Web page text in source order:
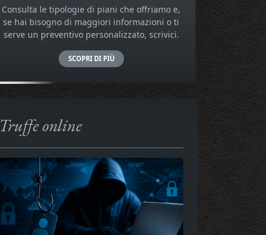
Consulta le tipologie di piani che offriamo e,
se hai bisogno di maggiori informazioni o ti
serve un preventivo personalizzato, scrivici.
SCOPRI DI PIÙ
Truffe online